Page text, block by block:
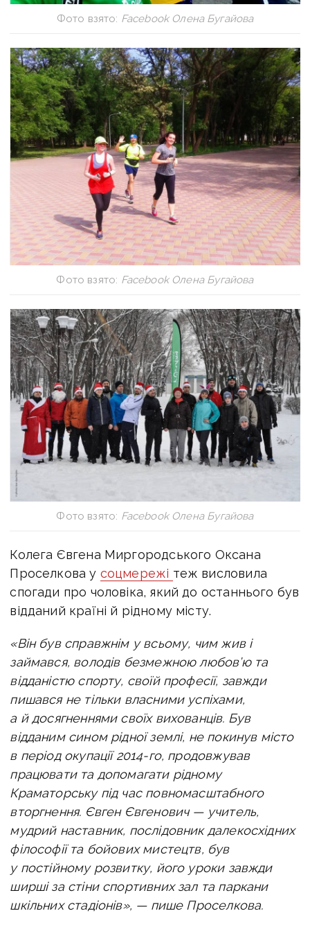
Фото взято: Facebook Олена Бугайова
Фото взято: Facebook Олена Бугайова
Фото взято: Facebook Олена Бугайова
Колега Євгена Миргородського Оксана
Проселкова у соцмережі теж висловила
спогади про чоловіка, який до останнього був
відданий країні й рідному місту.
«Він був справжнім у всьому, чим жив і
займався, володів безмежною любов’ю та
відданістю спорту, своїй професії, завжди
пишався не тільки власними успіхами,
а й досягненнями своїх вихованців. Був
відданим сином рідної землі, не покинув місто
в період окупації2014-го, продовжував
працювати та допомагати рідному
Краматорську під час повномасштабного
вторгнення. Євген Євгенович — учитель,
мудрий наставник, послідовник далекосхідних
філософії та бойових мистецтв, був
у постійному розвитку, його уроки завжди
ширші за стіни спортивних зал та паркани
шкільних стадіонів», — пише Проселкова.